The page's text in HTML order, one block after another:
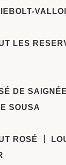
LES
DE SAIGNÉE
SOUSA
ROSÉ ｜